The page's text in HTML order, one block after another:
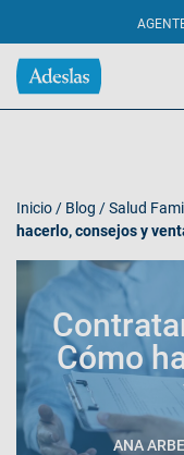
Inicio / Blog /Salud
hacerlo, consejos y
Cómo
ANA